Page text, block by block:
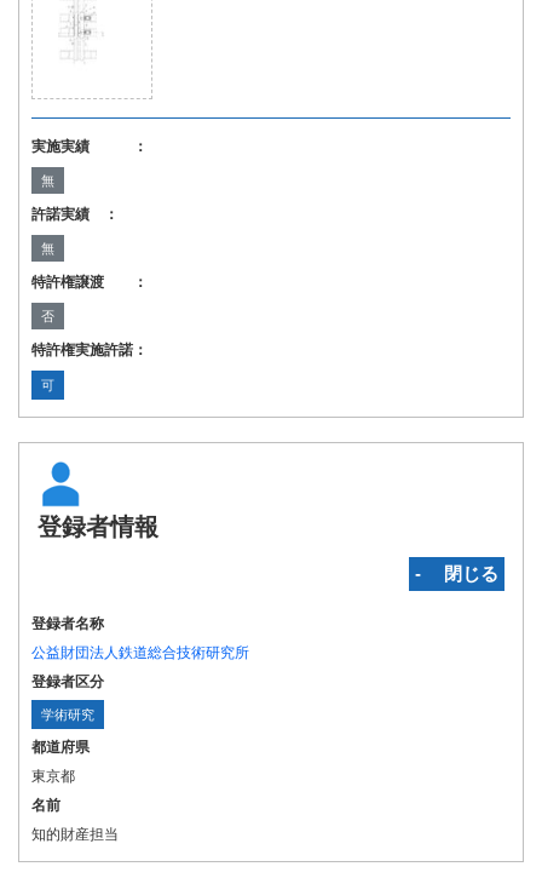
実施実績 ：
無
許諾実績 ：
無
特許権譲渡 ：
否
特許権実施許諾：
可
登録者情報
‐ 閉じる
登録者名称
公益財団法人鉄道総合技術研究所
登録者区分
学術研究
都道府県
東京都
名前
知的財産担当